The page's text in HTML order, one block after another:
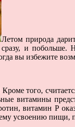
Летом природа
и побольше.
вы избежите
того,
витамины
витамин Р
усвоению пищи,